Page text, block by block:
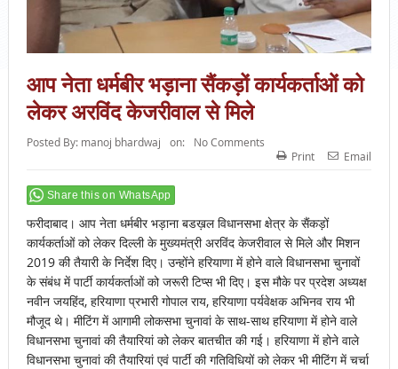
आप नेता धर्मबीर भड़ाना सैंकड़ों कार्यकर्ताओं को
लेकर अरविंद केजरीवाल से मिले
Posted By: manoj bhardwaj on:
No Comments
Print
Email
Share this on WhatsApp
फरीदाबाद। आप नेता धर्मबीर भड़ाना बडख़ल विधानसभा क्षेत्र के सैंकड़ों
कार्यकर्ताओं को लेकर दिल्ली के मुख्यमंत्री अरविंद केजरीवाल से मिले और मिशन
2019 की तैयारी के निर्देश दिए। उन्होंने हरियाणा में होने वाले विधानसभा चुनावों
के संबंध में पार्टी कार्यकर्ताओं को जरूरी टिप्स भी दिए। इस मौके पर प्रदेश अध्यक्ष
नवीन जयहिंद, हरियाणा प्रभारी गोपाल राय, हरियाणा पर्यवेक्षक अभिनव राय भी
मौजूद थे। मीटिंग में आगामी लोकसभा चुनावां के साथ-साथ हरियाणा में होने वाले
विधानसभा चुनावां की तैयारियां को लेकर बातचीत की गई। हरियाणा में होने वाले
विधानसभा चुनावां की तैयारियां एवं पार्टी की गतिविधियों को लेकर भी मीटिंग में चर्चा